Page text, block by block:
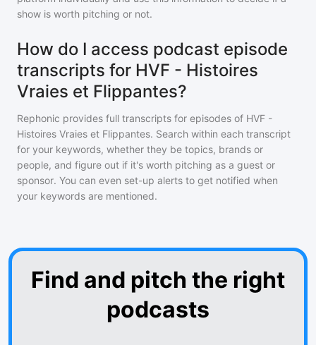
show is worth pitching or not.
How do I access podcast episode
transcripts for HVF - Histoires
Vraies et Flippantes?
Rephonic provides full transcripts for episodes of HVF -
Histoires Vraies et Flippantes. Search within each transcript
for your keywords, whether they be topics, brands or
people, and figure out if it's worth pitching as a guest or
sponsor. You can even set-up alerts to get notified when
your keywords are mentioned.
Find and pitch the right
podcasts